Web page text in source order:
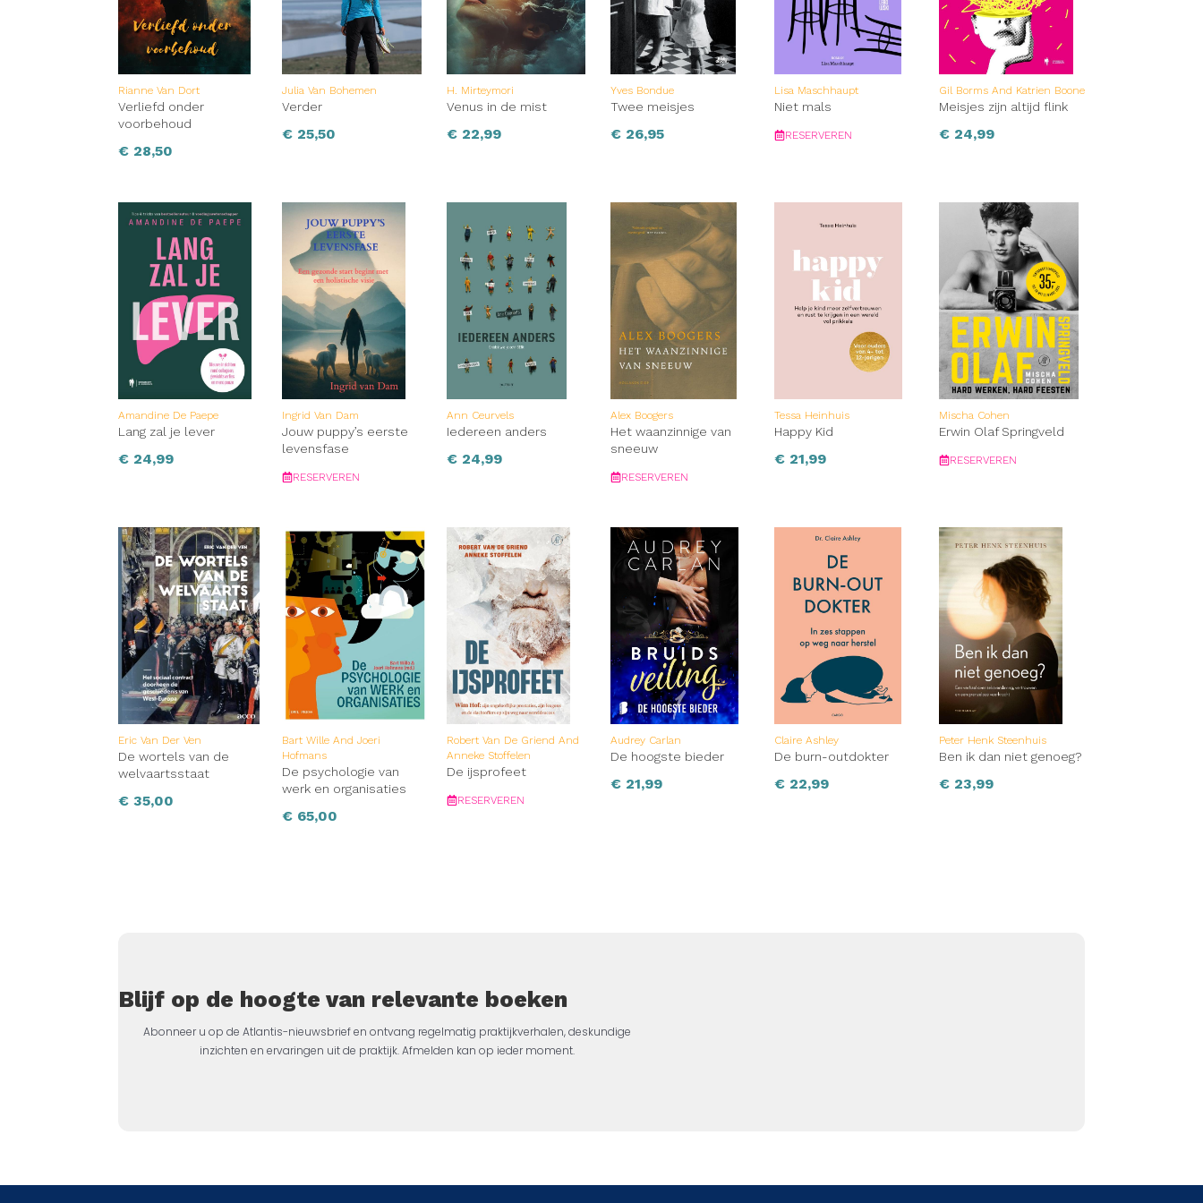
Rianne Van Dort
Verliefd onder
voorbehoud
€ 28,50
Julia Van Bohemen
Verder
€ 25,50
H. Mirteymori
Venus in de mist
€22,99
Yves Bondue
Twee meisjes
€26,95
Lisa Maschhaupt
Niet mals
RESERVEREN
Gil Borms And Katrien Boone
Meisjes zijn altijd flink
€24,99
Amandine De Paepe
Lang zal je lever
€ 24,99
Ingrid Van Dam
Jouw puppy’s eerste
levensfase
RESERVEREN
Ann Ceurvels
Iedereen anders
€24,99
Alex Boogers
Het waanzinnige van
sneeuw
RESERVEREN
Tessa Heinhuis
Happy Kid
€ 21,99
Mischa Cohen
Erwin Olaf Springveld
RESERVEREN
Eric Van Der Ven
De wortels van de
welvaartsstaat
€ 35,00
Bart Wille And Joeri
Hofmans
De psychologie van
werk en organisaties
€ 65,00
Robert Van De Griend And
Anneke Stoffelen
De ijsprofeet
RESERVEREN
Audrey Carlan
De hoogste bieder
€21,99
Claire Ashley
De burn-outdokter
€ 22,99
Peter Henk Steenhuis
Ben ik dan niet genoeg?
€23,99
Blijf op de hoogte van relevante boeken
Abonneer u op de Atlantis-nieuwsbrief en ontvang regelmatig praktijkverhalen, deskundige
inzichten en ervaringen uit de praktijk. Afmelden kan op ieder moment.